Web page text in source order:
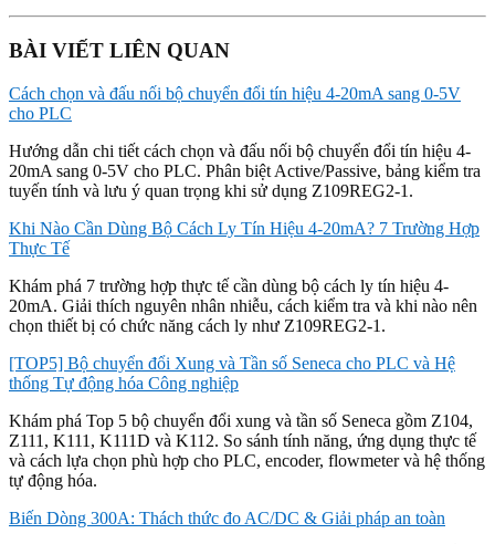
BÀI VIẾT LIÊN QUAN
Cách chọn và đấu nối bộ chuyển đổi tín hiệu 4-20mA sang 0-5V
cho PLC
Hướng dẫn chi tiết cách chọn và đấu nối bộ chuyển đổi tín hiệu 4-
20mA sang 0-5V cho PLC. Phân biệt Active/Passive, bảng kiểm tra
tuyến tính và lưu ý quan trọng khi sử dụng Z109REG2-1.
Khi Nào Cần Dùng Bộ Cách Ly Tín Hiệu 4-20mA? 7 Trường Hợp
Thực Tế
Khám phá 7 trường hợp thực tế cần dùng bộ cách ly tín hiệu 4-
20mA. Giải thích nguyên nhân nhiễu, cách kiểm tra và khi nào nên
chọn thiết bị có chức năng cách ly như Z109REG2-1.
[TOP5] Bộ chuyển đổi Xung và Tần số Seneca cho PLC và Hệ
thống Tự động hóa Công nghiệp
Khám phá Top 5 bộ chuyển đổi xung và tần số Seneca gồm Z104,
Z111, K111, K111D và K112. So sánh tính năng, ứng dụng thực tế
và cách lựa chọn phù hợp cho PLC, encoder, flowmeter và hệ thống
tự động hóa.
Biến Dòng 300A: Thách thức đo AC/DC & Giải pháp an toàn